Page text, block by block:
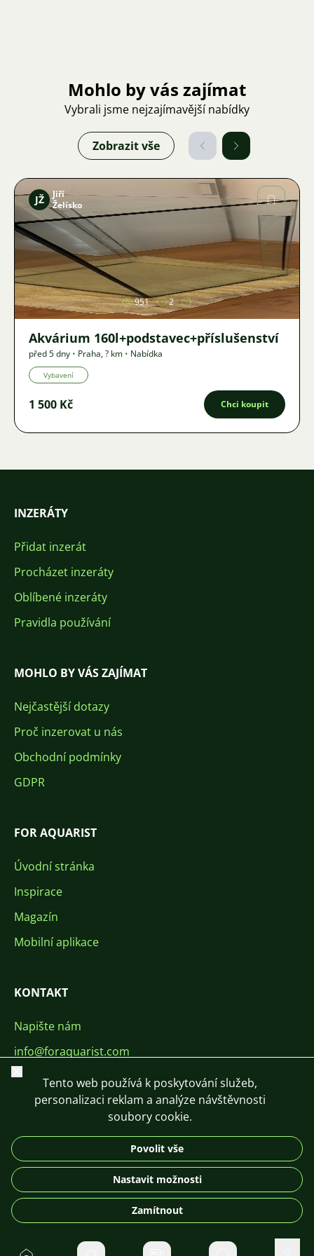
Mohlo by vás zajímat
Vybrali jsme nejzajímavější nabídky
Zobrazit vše
Obrázek
JŽ
Jiří
Želísko
951 2
Akvárium 160l+podstavec+příslušenství
před 5 dny • Praha,? km • Nabídka
Vybavení
1 500 Kč Chci koupit
INZERÁTY
Přidat inzerát
Procházet inzeráty
Oblíbené inzeráty
Pravidla používání
MOHLO BY VÁS ZAJÍMAT
Nejčastější dotazy
Proč inzerovat u nás
Obchodní podmínky
GDPR
FOR AQUARIST
Úvodní stránka
Inspirace
Magazín
Mobilní aplikace
KONTAKT
Napište nám
info@foraquarist.com
+420 603 449 602
DE
© 2026 For Aquarist
Zavřít
Tento web používá k poskytování služeb,
personalizaci reklam a analýze návštěvnosti
soubory cookie.
Povolit vše
Nastavit možnosti
Zamítnout